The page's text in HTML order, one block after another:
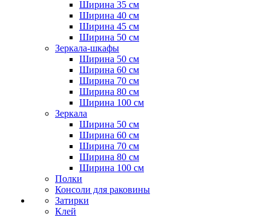
Ширина 35 см
Ширина 40 см
Ширина 45 см
Ширина 50 см
Зеркала-шкафы
Ширина 50 см
Ширина 60 см
Ширина 70 см
Ширина 80 см
Ширина 100 см
Зеркала
Ширина 50 см
Ширина 60 см
Ширина 70 см
Ширина 80 см
Ширина 100 см
Полки
Консоли для раковины
Затирки
Клей